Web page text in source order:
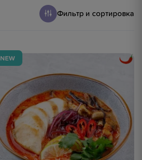
Фильтр и сортировка
NEW